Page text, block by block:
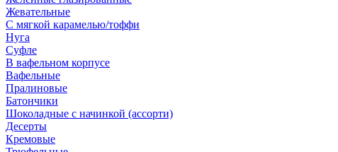
Жевательные
С мягкой карамелью/тоффи
Нуга
Суфле
В вафельном корпусе
Вафельные
Пралиновые
Батончики
Шоколадные с начинкой (ассорти)
Десерты
Кремовые